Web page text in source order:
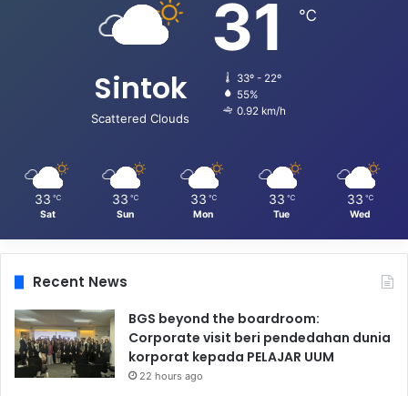
Sintok
Scattered Clouds
31 ℃
33º - 22º
55%
0.92 km/h
33 ℃
Sat
33 ℃
Sun
33 ℃
Mon
33 ℃
Tue
33 ℃
Wed
Recent News
BGS beyond the boardroom:
Corporate visit beri pendedahan dunia
korporat kepada PELAJAR UUM
22 hours ago